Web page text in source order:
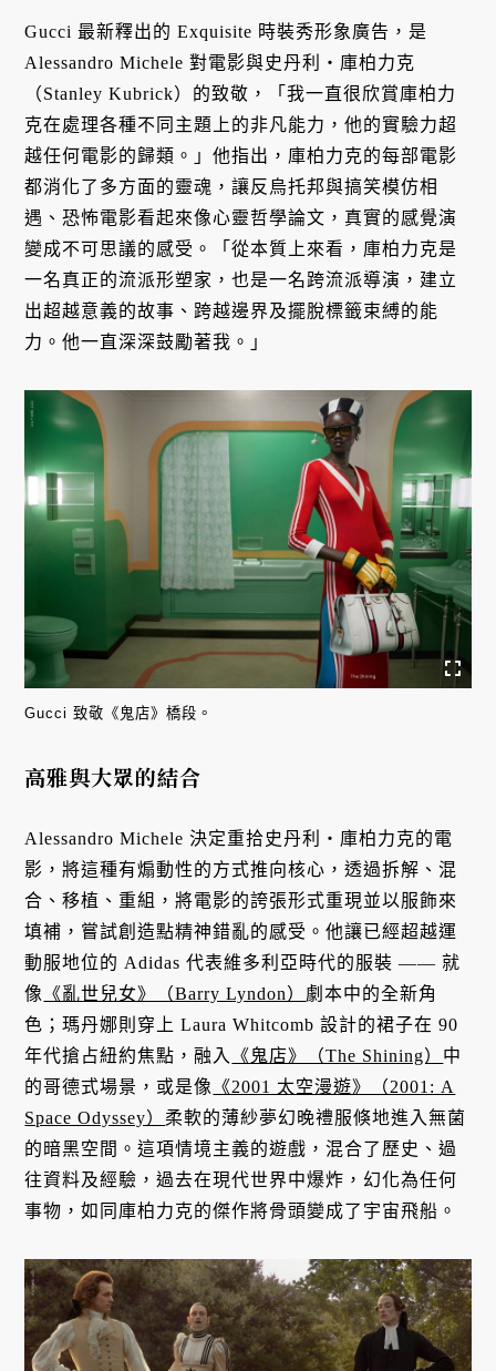
Gucci 最新釋出的 Exquisite 時裝秀形象廣告，是
Alessandro Michele 對電影與史丹利・庫柏力克
（Stanley Kubrick）的致敬，「我一直很欣賞庫柏力
克在處理各種不同主題上的非凡能力，他的實驗力超
越任何電影的歸類。」他指出，庫柏力克的每部電影
都消化了多方面的靈魂，讓反烏托邦與搞笑模仿相
遇、恐怖電影看起來像心靈哲學論文，真實的感覺演
變成不可思議的感受。「從本質上來看，庫柏力克是
一名真正的流派形塑家，也是一名跨流派導演，建立
出超越意義的故事、跨越邊界及擺脫標籤束縛的能
力。他一直深深鼓勵著我。」
Gucci 致敬《鬼店》橋段。
高雅與大眾的結合
Alessandro Michele 決定重拾史丹利・庫柏力克的電
影，將這種有煽動性的方式推向核心，透過拆解、混
合、移植、重組，將電影的誇張形式重現並以服飾來
填補，嘗試創造點精神錯亂的感受。他讓已經超越運
動服地位的 Adidas 代表維多利亞時代的服裝 —— 就
像 《亂世兒女》（Barry Lyndon） 劇本中的全新角
色；瑪丹娜則穿上 Laura Whitcomb 設計的裙子在 90
年代搶占紐約焦點，融入
《鬼店》（The Shining） 中
的哥德式場景，或是像 《2001 太空漫遊》（2001: A
Space Odyssey） 柔軟的薄紗夢幻晚禮服倏地進入無菌
的暗黑空間。這項情境主義的遊戲，混合了歷史、過
往資料及經驗，過去在現代世界中爆炸，幻化為任何
事物，如同庫柏力克的傑作將骨頭變成了宇宙飛船。